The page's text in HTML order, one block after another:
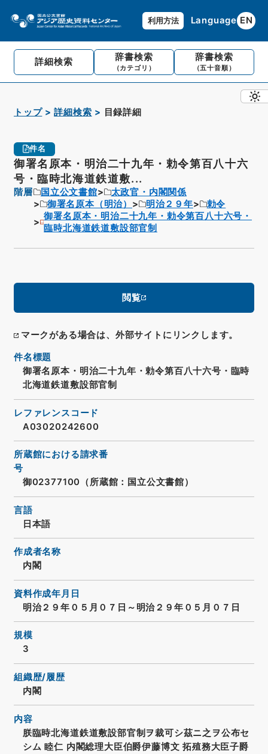
利用方法 Language EN
詳細検索 辞書検索
（カテゴリ）
辞書検索
（五十音順）
トップ 詳細検索 目録詳細
件名
御署名原本・明治二十九年・勅令第百八十六
号・臨時北海道鉄道敷...
階層 国立公文書館
太政官・内閣関係
御署名原本（明治）
明治２９年
勅令
御署名原本・明治二十九年・勅令第百八十六号・
臨時北海道鉄道敷設部官制
閲覧
マークがある場合は、外部サイトにリンクします。
件名標題
御署名原本・明治二十九年・勅令第百八十六号・臨時
北海道鉄道敷設部官制
レファレンスコード
A03020242600
所蔵館における請求番
号
御02377100（所蔵館：国立公文書館）
言語
日本語
作成者名称
内閣
資料作成年月日
明治２９年０５月０７日～明治２９年０５月０７日
規模
3
組織歴/履歴
内閣
内容
朕臨時北海道鉄道敷設部官制ヲ裁可シ茲ニ之ヲ公布セ
シム 睦仁 内閣総理大臣伯爵伊藤博文 拓殖務大臣子爵